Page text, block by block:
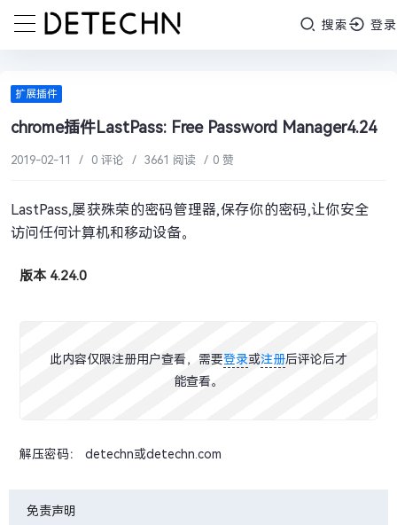
搜索 登录
扩展插件
chrome插件LastPass: Free Password Manager4.24
2019-02-11 / 0 评论 / 3661 阅读 / 0 赞
LastPass,屡获殊荣的密码管理器,保存你的密码,让你安全
访问任何计算机和移动设备。
版本 4.24.0
此内容仅限注册用户查看，需要登录或注册后评论后才
能查看。
解压密码： detechn或detechn.com
免责声明